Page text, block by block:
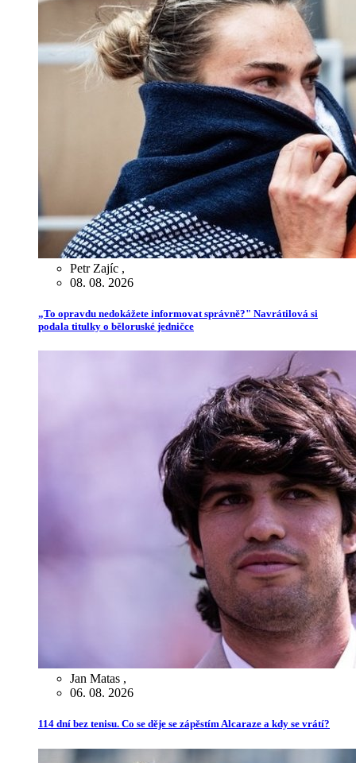
Petr Zajíc ,
08. 08. 2026
„To opravdu nedokážete informovat správně?" Navrátilová si
podala titulky o běloruské jedničce
Jan Matas ,
06. 08. 2026
114 dní bez tenisu. Co se děje se zápěstím Alcaraze a kdy se vrátí?